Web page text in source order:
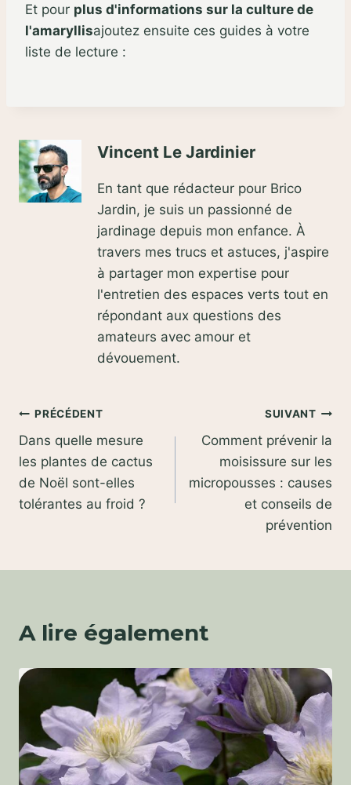
Et pour plus d'informations sur la culture de
l'amaryllisajoutez ensuite ces guides à votre
liste de lecture :
Vincent Le Jardinier
En tant que rédacteur pour Brico
Jardin, je suis un passionné de
jardinage depuis mon enfance. À
travers mes trucs et astuces, j'aspire
à partager mon expertise pour
l'entretien des espaces verts tout en
répondant aux questions des
amateurs avec amour et
dévouement.
Navigation
de
l’article
PRÉCÉDENT
Dans quelle mesure
les plantes de cactus
de Noël sont-elles
tolérantes au froid ?
SUIVANT
Comment prévenir la
moisissure sur les
micropousses : causes
et conseils de
prévention
A lire également